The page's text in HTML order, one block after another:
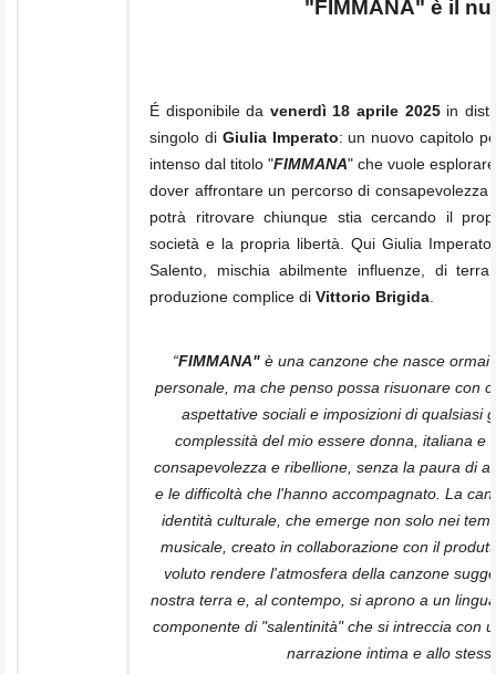
"FIMMANA" è il
É disponibile da venerdì 18 aprile 2025in
singolo di Giulia Imperato: un nuovo capitolo
intenso dal titolo "FIMMANA" che vuole
dover affrontare un percorso di
potrà ritrovare chiunque stia cercando il
società e la propria libertà. Qui Giulia
Salento, mischia abilmente influenze, di
produzione complice di Vittorio Brigida
“FIMMANA" è una canzone che nasce
personale, ma che penso possa risuonare con
aspettative sociali e imposizioni di qualsiasi
complessità del mio essere donna, italiana e
consapevolezza e ribellione, senza la paura di
e le difficoltà che l'hanno accompagnato. La
identità culturale, che emerge non solo nei
musicale, creato in collaborazione con il
voluto rendere l'atmosfera della canzone
nostra terra e, al contempo, si aprono a un
componente di "salentinità" che si intreccia con
narrazione intima e allo